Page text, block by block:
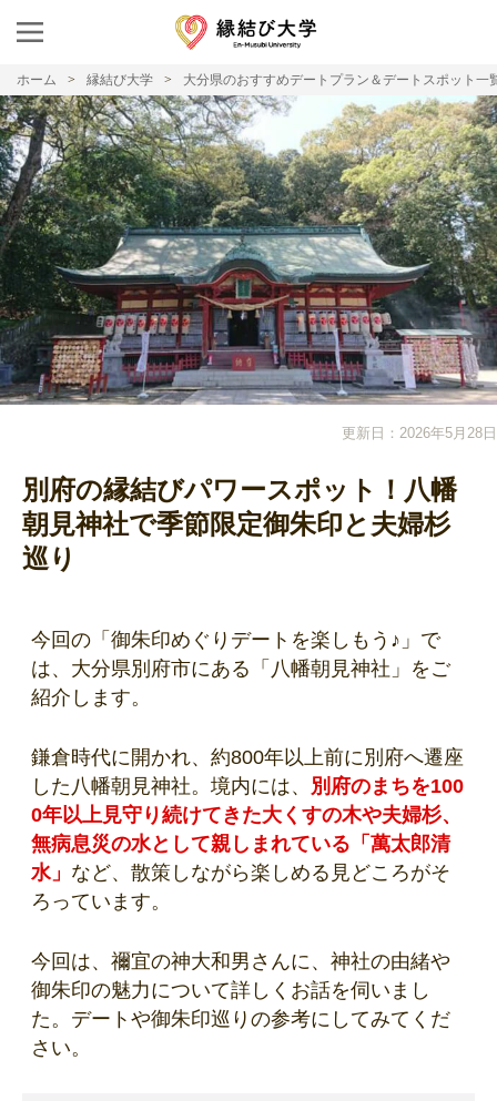
ホーム 縁結び大学 大分県のおすすめデートプラン＆デートスポット一
更新日：2026年5月28日
別府の縁結びパワースポット！八幡
朝見神社で季節限定御朱印と夫婦杉
巡り
今回の「御朱印めぐりデートを楽しもう♪」で
は、大分県別府市にある「八幡朝見神社」をご
紹介します。
鎌倉時代に開かれ、約800年以上前に別府へ遷座
した八幡朝見神社。境内には、 別府のまちを100
0年以上見守り続けてきた大くすの木や夫婦杉、
無病息災の水として親しまれている「萬太郎清
水」 など、散策しながら楽しめる見どころがそ
ろっています。
今回は、禰宜の神大和男さんに、神社の由緒や
御朱印の魅力について詳しくお話を伺いまし
た。デートや御朱印巡りの参考にしてみてくだ
さい。